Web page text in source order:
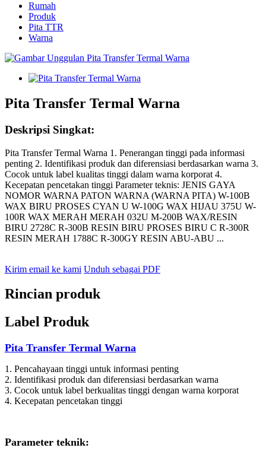
Rumah
Produk
Pita TTR
Warna
Pita Transfer Termal Warna
Deskripsi Singkat:
Pita Transfer Termal Warna 1. Penerangan tinggi pada informasi
penting 2. Identifikasi produk dan diferensiasi berdasarkan warna 3.
Cocok untuk label kualitas tinggi dalam warna korporat 4.
Kecepatan pencetakan tinggi Parameter teknis: JENIS GAYA
NOMOR WARNA PATON WARNA (WARNA PITA) W-100B
WAX BIRU PROSES CYAN U W-100G WAX HIJAU 375U W-
100R WAX MERAH MERAH 032U M-200B WAX/RESIN
BIRU 2728C R-300B RESIN BIRU PROSES BIRU C R-300R
RESIN MERAH 1788C R-300GY RESIN ABU-ABU ...
Kirim email ke kami Unduh sebagai PDF
Rincian produk
Label Produk
Pita Transfer Termal Warna
1. Pencahayaan tinggi untuk informasi penting
2. Identifikasi produk dan diferensiasi berdasarkan warna
3. Cocok untuk label berkualitas tinggi dengan warna korporat
4. Kecepatan pencetakan tinggi
Parameter teknik: